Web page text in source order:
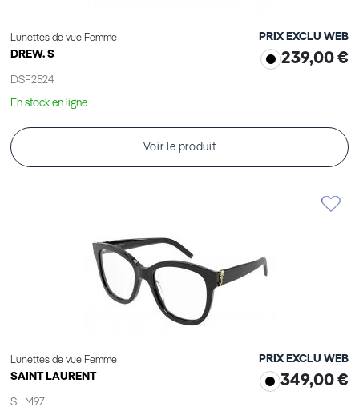
Lunettes de vue Femme
DREW. S
DSF2524
PRIX EXCLU WEB
239,00 €
En stock en ligne
Voir le produit
Lunettes de vue Femme
SAINT LAURENT
SL M97
PRIX EXCLU WEB
349,00 €